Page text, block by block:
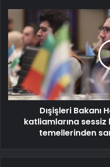
Dışişleri Bakanı
katliamlarına
temellerinden